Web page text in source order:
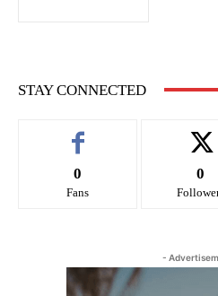
STAY CONNECTED
0
Fans
0
-